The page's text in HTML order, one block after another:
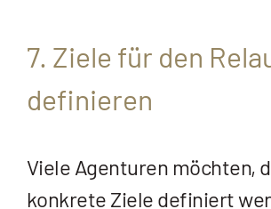
7. Ziele für den
definieren
Viele Agenturen möchten,
konkrete Ziele definiert